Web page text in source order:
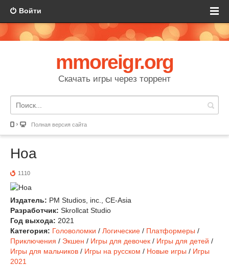
Войти
mmoreigr.org
Скачать игры через торрент
Полная версия сайта
Hoa
1110
Издатель: PM Studios, inc., CE-Asia
Разработчик: Skrollcat Studio
Год выхода: 2021
Категория: Головоломки / Логические / Платформеры /
Приключения / Экшен / Игры для девочек / Игры для детей /
Игры для мальчиков / Игры на русском / Новые игры / Игры
2021